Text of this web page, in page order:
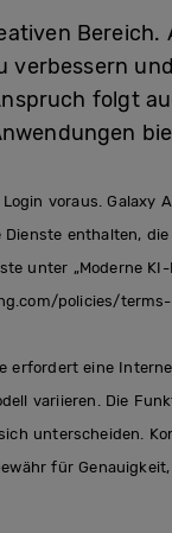
folgt
voraus. Galaxy
enthalten,
unter „Moderne
policies/
erfordert eine
variieren. Die
unterscheiden.
für